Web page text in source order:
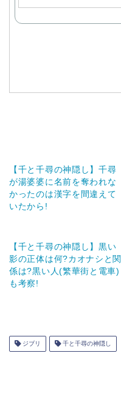
【千と千尋の神隠し】千尋
が湯婆婆に名前を奪われな
かったのは漢字を間違えて
いたから!
【千と千尋の神隠し】黒い
影の正体は何?カオナシと関
係は?黒い人(繁華街と電車)
も考察!
ジブリ 千と千尋の神隠し